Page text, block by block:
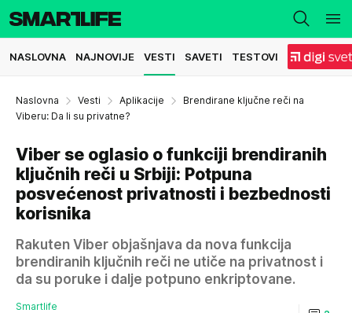
NASLOVNA NAJNOVIJE VESTI SAVETI TESTOVI
Naslovna Vesti Aplikacije
Brendirane ključne reči na
Viberu: Da li su privatne?
Viber se oglasio o funkciji brendiranih
ključnih reči u Srbiji: Potpuna
posvećenost privatnosti i bezbednosti
korisnika
Rakuten Viber objašnjava da nova funkcija
brendiranih ključnih reči ne utiče na privatnost i
da su poruke i dalje potpuno enkriptovane.
Smartlife